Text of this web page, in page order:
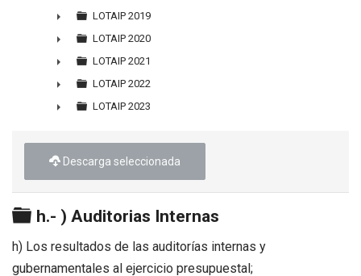
►
►
LOTAIP 2019
►
LOTAIP 2020
►
LOTAIP 2021
►
LOTAIP 2022
LOTAIP 2023
Descarga seleccionada
Carpeta
h.- ) Auditorias Internas
h) Los resultados de las auditorías internas y
gubernamentales al ejercicio presupuestal;